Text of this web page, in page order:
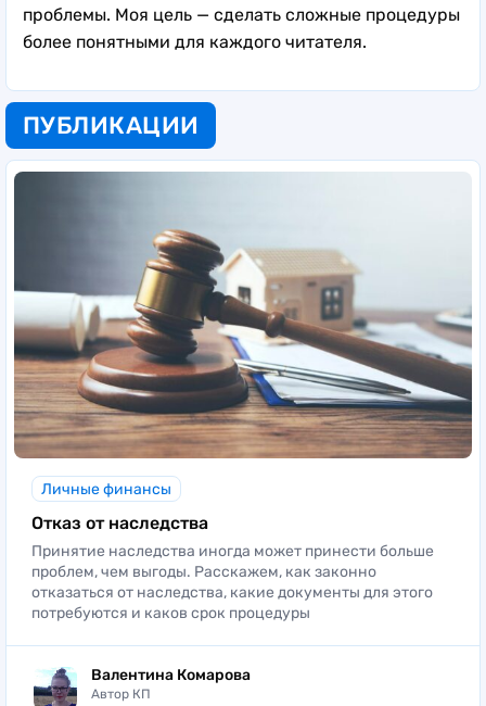
проблемы. Моя цель — сделать сложные процедуры
более понятными для каждого читателя.
ПУБЛИКАЦИИ
Личные финансы
Отказ от наследства
Принятие наследства иногда может принести больше
проблем, чем выгоды. Расскажем, как законно
отказаться от наследства, какие документы для этого
потребуются и каков срок процедуры
Валентина Комарова
Автор КП